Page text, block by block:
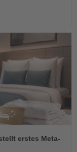
erstes Meta-